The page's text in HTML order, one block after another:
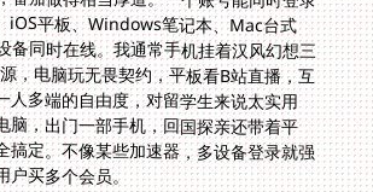
户买多个会员。